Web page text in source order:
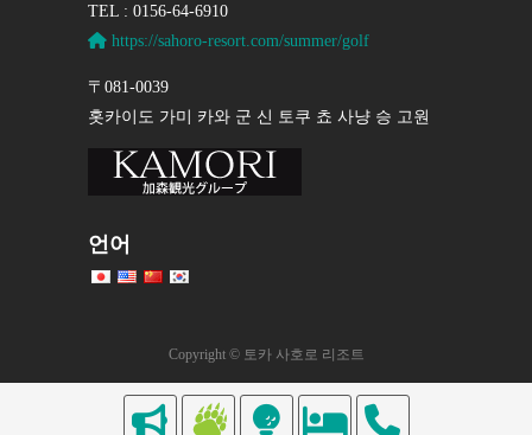
TEL : 0156-64-6910
https://sahoro-resort.com/summer/golf
〒081-0039
홋카이도 가미 카와 군 신 토쿠 쵸 사냥 승 고원
언어
Copyright © 토카 사호로 리조트